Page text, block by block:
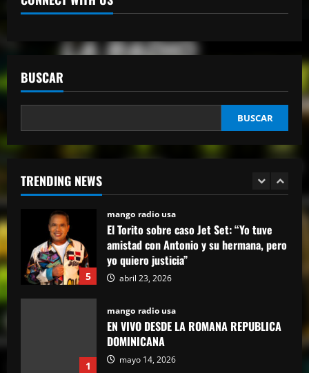
BUSCAR
BUSCAR
TRENDING NEWS
3
mango radio usa
“Despacito” llega a los 9 billones de
abril 27, 2026
5
amistad con Antonio y su hermana, pero
1
mango radio usa
EN VIVO DESDE LA ROMANA REPUBLICA
DOMINICANA
mayo 14, 2026
2
mango radio usa
Escolta presidencial se accidenta y deja
tres heridos en Puerto Plata
abril 27, 2026